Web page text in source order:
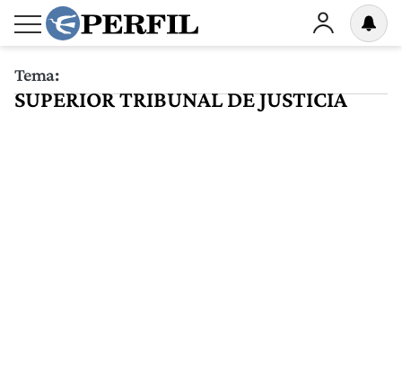
Tema:
SUPERIOR TRIBUNAL DE JUSTICIA